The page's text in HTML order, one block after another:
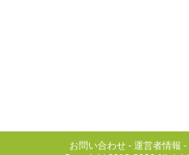
お問い合わせ - 運営者情報 -